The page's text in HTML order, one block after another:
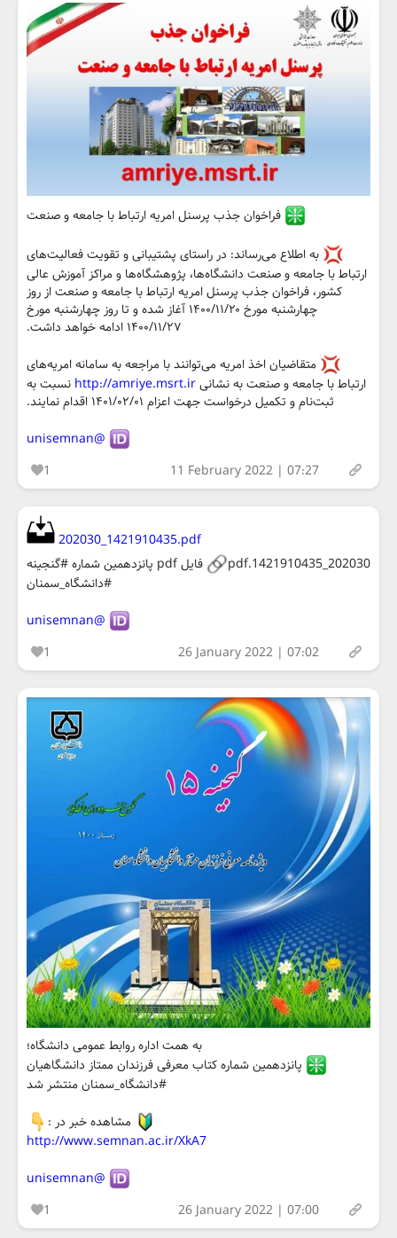
فراخوان جذب پرسنل امریه ارتباط با جامعه و صنعت
به اطلاع می‌رساند: در راستای پشتیبانی و تقویت فعالیت‌های
ارتباط با جامعه و صنعت دانشگاه‌ها، پژوهشگاه‌ها و مراکز آموزش عالی
کشور، فراخوان جذب پرسنل امریه ارتباط با جامعه و صنعت از روز
چهارشنبه مورخ ۱۴۰۰/۱۱/۲۰ آغاز شده و تا روز چهارشنبه مورخ
۱۴۰۰/۱۱/۲۷ ادامه خواهد داشت.
متقاضیان اخذ امریه می‌توانند با مراجعه به سامانه امریه‌های
ارتباط با جامعه و صنعت به نشانیhttp://amriye.msrt.ir نسبت به
ثبت‌نام و تکمیل درخواست جهت اعزام ۱۴۰۱/۰۲/۰۱ اقدام نمایند.
@unisemnan
1
11 February 2022 | 07:27
202030_1421910435.pdf
202030_1421910435.pdf
فایل pdf پانزدهمین شماره #گنجینه
#دانشگاه_سمنان
@unisemnan
1
26 January 2022 | 07:02
به همت اداره روابط عمومی دانشگاه؛
پانزدهمین شماره کتاب معرفی فرزندان ممتاز دانشگاهیان
#دانشگاه_سمنان منتشر شد
مشاهده خبر در :
http://www.semnan.ac.ir/XkA7
@unisemnan
1
26 January 2022 | 07:00